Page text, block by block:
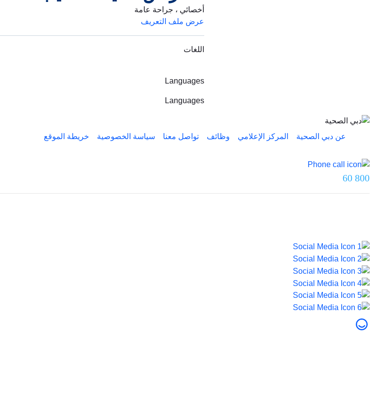
أخصائي ، جراحة عامة
عرض ملف التعريف
اللغات
Languages
Languages
عن دبي الصحية المركز الإعلامي وظائف تواصل معنا سياسة الخصوصية خريطة الموقع
800 60